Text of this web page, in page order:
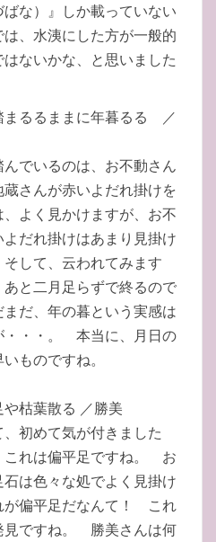
ばな）』しか載っていない
、水洟にした方が一般的
ないかな、と思いました
まるるままに年暮るる ／
でいるのは、お不動さん
さんが赤いよだれ掛けを
、よく見かけますが、お不
だれ掛けはあまり見掛け
して、云われてみます
あと二月足らずで終るので
だ、年の暮という実感は
・・・。 本当に、月日の
ものですね。
枯葉散る ／勝美
初めて気が付きました
これは偏平足ですね。 お
は色々な処でよく見掛け
が偏平足だなんて！ これ
見ですね。 勝美さんは何